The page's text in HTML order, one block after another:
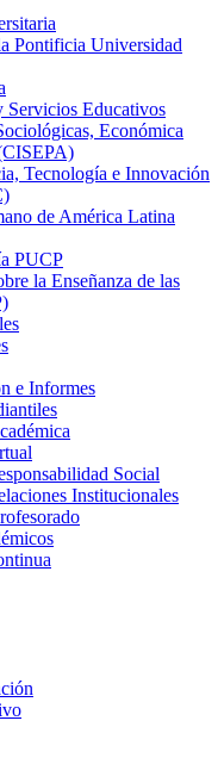
Pontificia Universidad
Servicios Educativos
Económica
Tecnología e Innovación
de América Latina
PUCP
la Enseñanza de las
e Informes
Social
Institucionales